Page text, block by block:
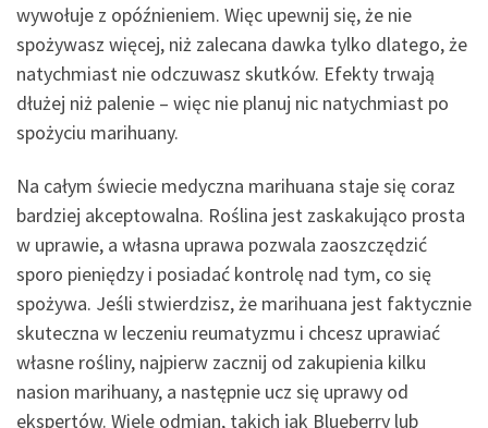
wywołuje z opóźnieniem. Więc upewnij się, że nie
spożywasz więcej, niż zalecana dawka tylko dlatego, że
natychmiast nie odczuwasz skutków. Efekty trwają
dłużej niż palenie – więc nie planuj nic natychmiast po
spożyciu marihuany.
Na całym świecie medyczna marihuana staje się coraz
bardziej akceptowalna. Roślina jest zaskakująco prosta
w uprawie, a własna uprawa pozwala zaoszczędzić
sporo pieniędzy i posiadać kontrolę nad tym, co się
spożywa. Jeśli stwierdzisz, że marihuana jest faktycznie
skuteczna w leczeniu reumatyzmu i chcesz uprawiać
własne rośliny, najpierw zacznij od zakupienia kilku
nasion marihuany, a następnie ucz się uprawy od
ekspertów. Wiele odmian, takich jak Blueberry lub